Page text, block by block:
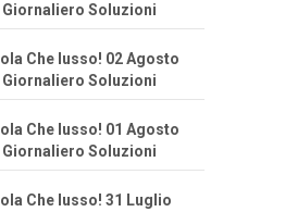
Giornaliero Soluzioni
Che lusso! 02 Agosto
Giornaliero Soluzioni
Che lusso! 01 Agosto
Giornaliero Soluzioni
Che lusso! 31 Luglio